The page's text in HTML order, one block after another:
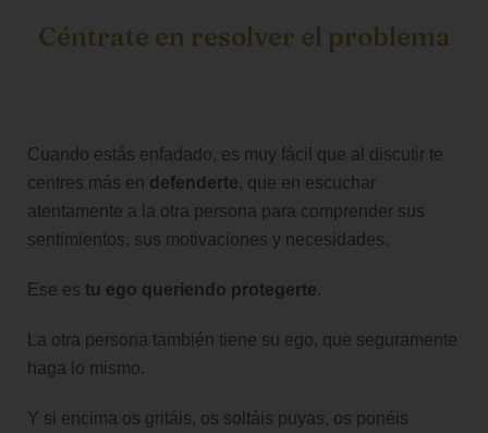
Céntrate en resolver el problema
Cuando estás enfadado, es muy fácil que al discutir te
centres más en defenderte, que en escuchar
atentamente a la otra persona para comprender sus
sentimientos, sus motivaciones y necesidades.
Ese es tu ego queriendo protegerte.
La otra persona también tiene su ego, que seguramente
haga lo mismo.
Y si encima os gritáis, os soltáis puyas, os ponéis